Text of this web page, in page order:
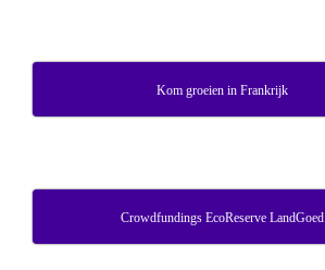
Kom groeien in Frankrijk
Crowdfundings EcoReserve LandGoed